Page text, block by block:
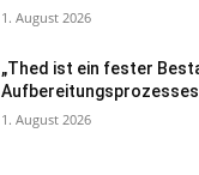
1. August 2026
„Thed ist ein fester
1. August 2026